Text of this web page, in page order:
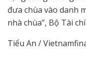
đưa chùa vào danh
nhà chùa”, Bộ Tài
Tiểu An /